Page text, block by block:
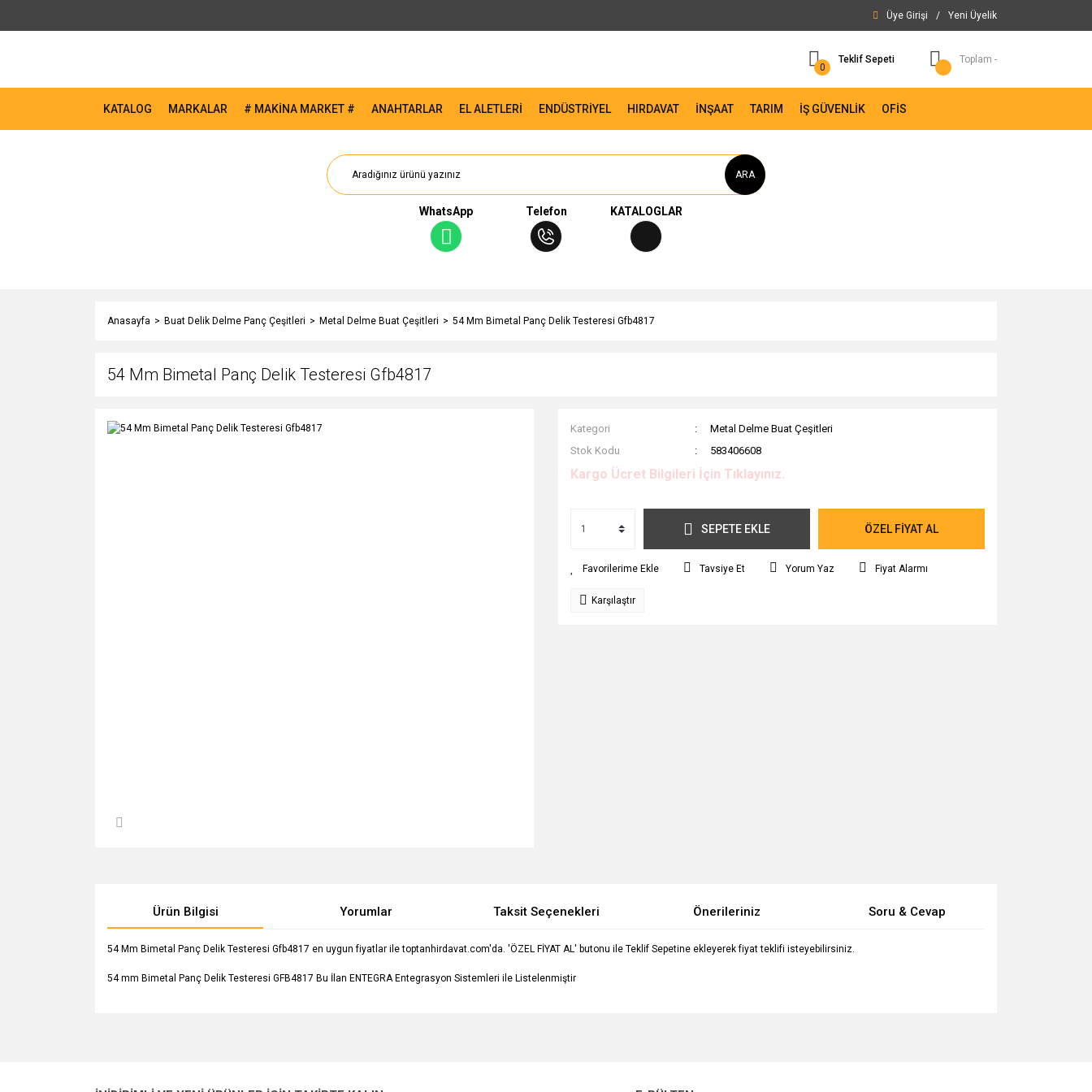
Üye Girişi / Yeni Üyelik
0
Teklif Sepeti Toplam -
KATALOG MARKALAR # MAKİNA MARKET # ANAHTARLAR EL ALETLERİ ENDÜSTRİYEL HIRDAVAT İNŞAAT TARIM İŞ GÜVENLİK OFİS
ARA
WhatsApp Telefon KATALOGLAR
Anasayfa Buat Delik Delme Panç Çeşitleri Metal Delme Buat Çeşitleri 54 Mm Bimetal Panç Delik Testeresi Gfb4817
54 Mm Bimetal Panç Delik Testeresi Gfb4817
Kategori
Metal Delme Buat Çeşitleri
Stok Kodu
583406608
Kargo Ücret Bilgileri İçin Tıklayınız.
SEPETE EKLE ÖZEL FİYAT AL
Tavsiye Et Yorum Yaz Fiyat Alarmı
Karşılaştır
Ürün Bilgisi Yorumlar Taksit Seçenekleri Önerileriniz Soru & Cevap
54 Mm Bimetal Panç Delik Testeresi Gfb4817 en uygun fiyatlar ile toptanhirdavat.com'da. 'ÖZEL FİYAT AL' butonu ile Teklif Sepetine ekleyerek fiyat teklifi isteyebilirsiniz.
54 mm Bimetal Panç Delik Testeresi GFB4817 Bu İlan ENTEGRA Entegrasyon Sistemleri ile Listelenmiştir